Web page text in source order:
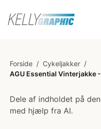
Forside / Cykeljakker /
AGU Essential Vinterjakke
Dele af indholdet på
med hjælp fra AI.